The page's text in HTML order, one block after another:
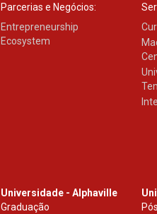
Parcerias e Negócios:
Entrepreneurship
Ecosystem
Universidade - Alphaville
Graduação